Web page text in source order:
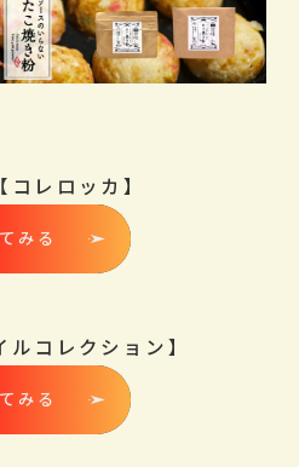
レロッカ】
みる
コレクション】
みる